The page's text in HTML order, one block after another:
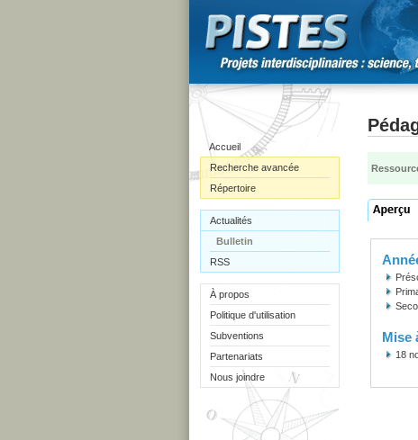
Accueil
Recherche avancée
Répertoire
Actualités
Bulletin
RSS
À propos
Politique d'utilisation
Subventions
Partenariats
Nous joindre
Mise
18